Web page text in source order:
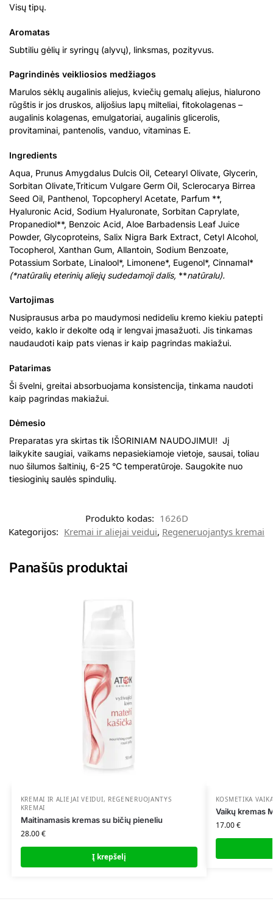
Visų tipų.
Aromatas
Subtiliu gėlių ir syringų (alyvų), linksmas, pozityvus.
Pagrindinės veikliosios medžiagos
Marulos sėklų augalinis aliejus, kviečių gemalų aliejus, hialurono
rūgštis ir jos druskos, alijošius lapų milteliai, fitokolagenas –
augalinis kolagenas, emulgatoriai, augalinis glicerolis,
provitaminai, pantenolis, vanduo, vitaminas E.
Ingredients
Aqua, Prunus Amygdalus Dulcis Oil, Cetearyl Olivate, Glycerin,
Sorbitan Olivate,Triticum Vulgare Germ Oil, Sclerocarya Birrea
Seed Oil, Panthenol, Topcopheryl Acetate, Parfum **,
Hyaluronic Acid, Sodium Hyaluronate, Sorbitan Caprylate,
Propanediol**, Benzoic Acid, Aloe Barbadensis Leaf Juice
Powder, Glycoproteins, Salix Nigra Bark Extract, Cetyl Alcohol,
Tocopherol, Xanthan Gum, Allantoin, Sodium Benzoate,
Potassium Sorbate, Linalool*, Limonene*, Eugenol*, Cinnamal*
(*natūralių eterinių aliejų sudedamoji dalis, **natūralu).
Vartojimas
Nusiprausus arba po maudymosi nedideliu kremo kiekiu patepti
veido, kaklo ir dekolte odą ir lengvai įmasažuoti. Jis tinkamas
naudaudoti kaip pats vienas ir kaip pagrindas makiažui.
Patarimas
Ši švelni, greitai absorbuojama konsistencija, tinkama naudoti
kaip pagrindas makiažui.
Dėmesio
Preparatas yra skirtas tik IŠORINIAM NAUDOJIMUI! Jį
laikykite saugiai, vaikams nepasiekiamoje vietoje, sausai, toliau
nuo šilumos šaltinių, 6-25 °C temperatūroje. Saugokite nuo
tiesioginių saulės spindulių.
Produkto kodas: 1626D
Kategorijos: Kremai ir aliejai veidui, Regeneruojantys kremai
Panašūs produktai
KREMAI IR ALIEJAI VEIDUI, REGENERUOJANTYS
KREMAI
Maitinamasis kremas su bičių pieneliu
28.00€
Į krepšelį
KOSMETIKA
Vaikų
17.00€